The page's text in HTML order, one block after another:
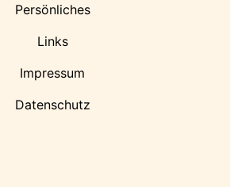
Persönliches
Links
Impressum
Datenschutz